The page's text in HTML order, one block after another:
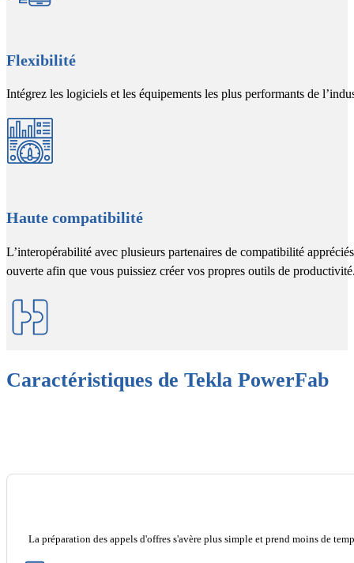
Flexibilité
Intégrez les logiciels et les équipements les plus performants de
Haute compatibilité
L’interopérabilité avec plusieurs partenaires de compatibilité
ouverte afin que vous puissiez créer vos propres outils de
Caractéristiques de Tekla PowerFab
La préparation des appels d'offres s'avère plus simple et prend moins de